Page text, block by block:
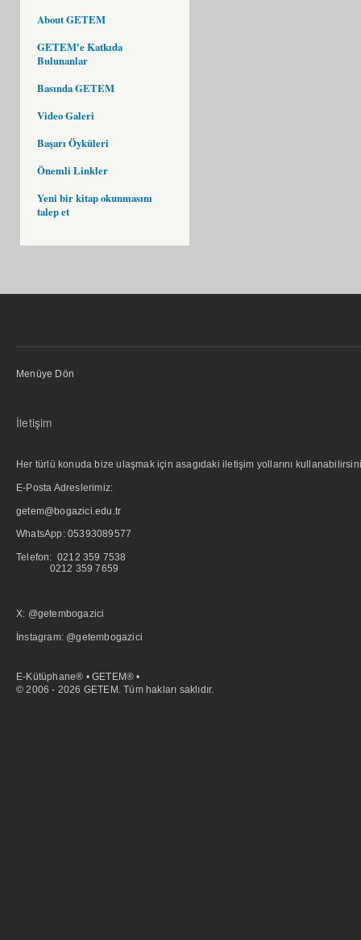
About GETEM
GETEM'e Katkıda
Bulunanlar
Basında GETEM
Video Galeri
Başarı Öyküleri
Önemli Linkler
Yeni bir kitap okunmasını
talep et
Menüye Dön
İletişim
Her türlü konuda bize ulaşmak için asagıdaki iletişim yollarını
E-Posta Adreslerimiz:
getem@bogazici.edu.tr
WhatsApp: 05393089577
Telefon: 0212 359 7538
0212 359 7659
X: @getembogazici
İnstagram: @getembogazici
E-Kütüphane® • GETEM® •
© 2006 - 2026 GETEM. Tüm hakları saklıdır.